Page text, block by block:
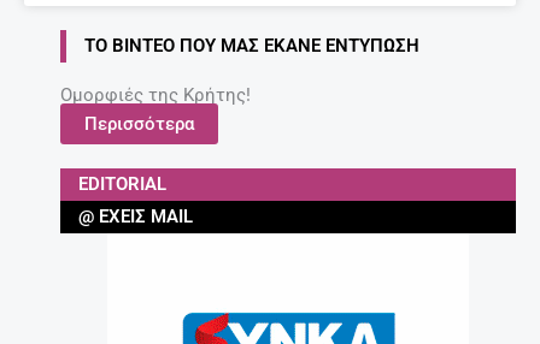
ΤΟ ΒΊΝΤΕΟ ΠΟΥ ΜΑΣ ΈΚΑΝΕ ΕΝΤΎΠΩΣΗ
Ομορφιές της Κρήτης!
Περισσότερα
EDITORIAL
@ ΈΧΕΙΣ MAIL